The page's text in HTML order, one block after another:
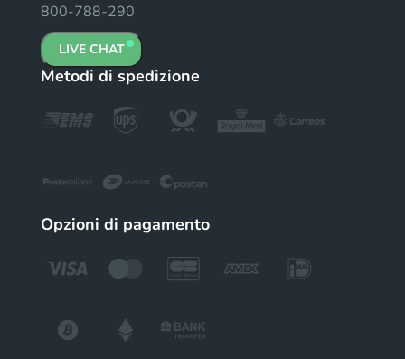
800-788-290
LIVE CHAT
Metodi di spedizione
Opzioni di pagamento